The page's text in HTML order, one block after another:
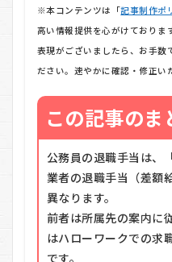
※本コンテンツは「記事制作ポ
高い情報提供を心がけておりま
表現がございましたら、お手数
ださい。速やかに確認・修正い
この記事のま
公務員の退職手当は、
業者の退職手当（差額
異なります。
前者は所属先の案内に
はハローワークでの求
です。